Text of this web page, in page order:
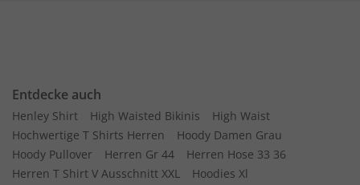
Entdecke auch
Henley Shirt High Waisted Bikinis
High Waist
Hochwertige T Shirts Herren
Hoody Damen Grau
Hoody Pullover
Herren Gr 44
Herren Hose 33 36
Herren T Shirt V Ausschnitt XXL
Hoodies Xl